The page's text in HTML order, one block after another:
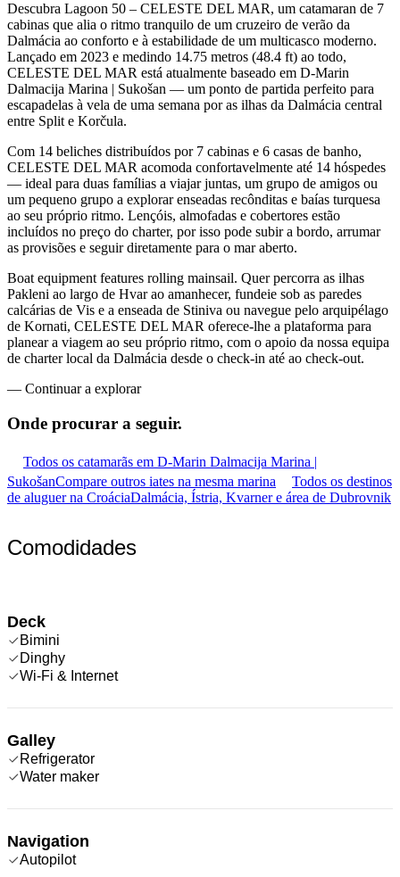
Descubra Lagoon 50 – CELESTE DEL MAR, um catamaran de 7
cabinas que alia o ritmo tranquilo de um cruzeiro de verão da
Dalmácia ao conforto e à estabilidade de um multicasco moderno.
Lançado em 2023 e medindo 14.75 metros (48.4 ft) ao todo,
CELESTE DEL MAR está atualmente baseado em D-Marin
Dalmacija Marina | Sukošan — um ponto de partida perfeito para
escapadelas à vela de uma semana por as ilhas da Dalmácia central
entre Split e Korčula.
Com 14 beliches distribuídos por 7 cabinas e 6 casas de banho,
CELESTE DEL MAR acomoda confortavelmente até 14 hóspedes
— ideal para duas famílias a viajar juntas, um grupo de amigos ou
um pequeno grupo a explorar enseadas recônditas e baías turquesa
ao seu próprio ritmo. Lençóis, almofadas e cobertores estão
incluídos no preço do charter, por isso pode subir a bordo, arrumar
as provisões e seguir diretamente para o mar aberto.
Boat equipment features rolling mainsail. Quer percorra as ilhas
Pakleni ao largo de Hvar ao amanhecer, fundeie sob as paredes
calcárias de Vis e a enseada de Stiniva ou navegue pelo arquipélago
de Kornati, CELESTE DEL MAR oferece-lhe a plataforma para
planear a viagem ao seu próprio ritmo, com o apoio da nossa equipa
de charter local da Dalmácia desde o check-in até ao check-out.
— Continuar a explorar
Onde procurar a seguir.
Todos os catamarãs em D-Marin Dalmacija Marina |
SukošanCompare outros iates na mesma marina
Todos os destinos
de aluguer na CroáciaDalmácia, Ístria, Kvarner e área de Dubrovnik
Comodidades
Deck
Bimini
Dinghy
Wi-Fi & Internet
Galley
Refrigerator
Water maker
Navigation
Autopilot